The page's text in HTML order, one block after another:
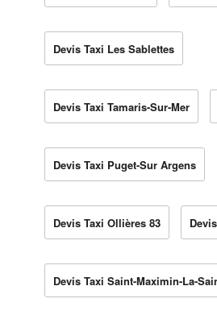
Devis Taxi Les Sablettes
Devis Taxi Tamaris-Sur-Mer
Devis Taxi Puget-Sur Argens
Devis Taxi Ollières 83
Devis Taxi Saint-Maximin-La-